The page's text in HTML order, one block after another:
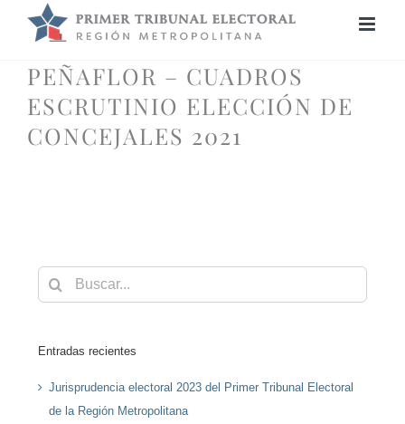
PEÑAFLOR – CUADROS
ESCRUTINIO ELECCIÓN DE
CONCEJALES 2021
Buscar:
Entradas recientes
Jurisprudencia electoral 2023 del Primer Tribunal Electoral
de la Región Metropolitana